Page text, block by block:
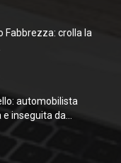
Fabbrezza: crolla la
automobilista
inseguita da...